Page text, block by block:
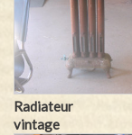
Radiateur
vintage